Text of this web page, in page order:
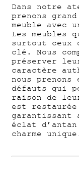
Dans notre
prenons
meuble avec
Les meubles
surtout ceux
clé. Nous
préserver
caractère
nous
défauts qui
raison de
est
garantissant
éclat
charme